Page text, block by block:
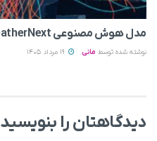
مدل هوش مصنوعی WeatherNext گوگل متن‌باز شد
نوشته شده توسط مانی
دیدگاهتان را بنویسید